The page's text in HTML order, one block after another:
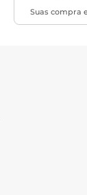
Suas compra